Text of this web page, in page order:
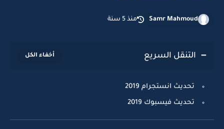
Samr Mahmoud منذ 5 سنة
التنقل السريع
تحديث انستجرام 2019
تحديث فيسبوك 2019